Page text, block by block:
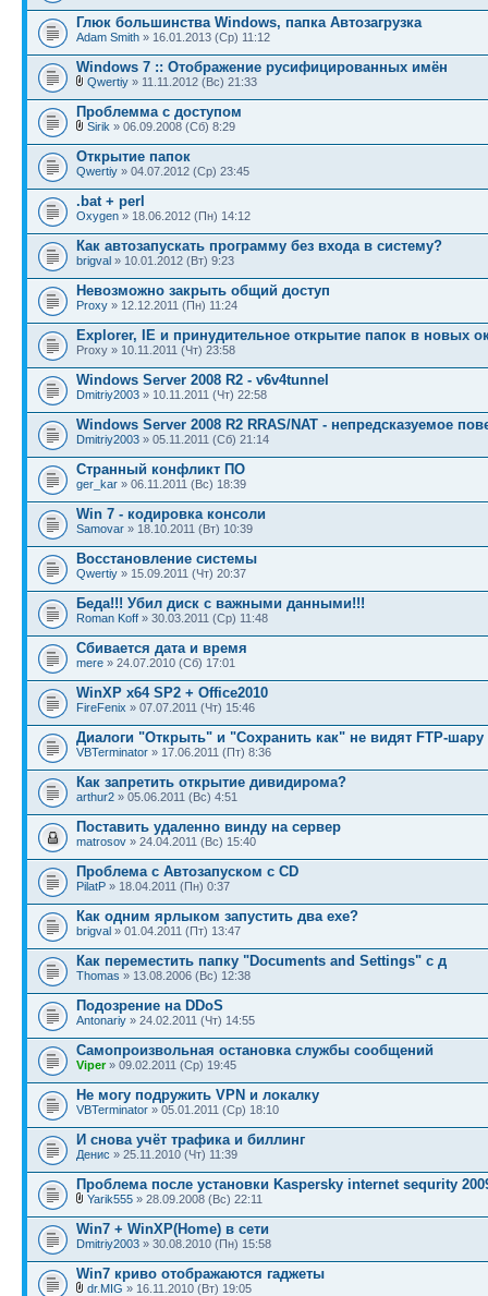
Глюк большинства Windows, папка Автозагрузка
Adam Smith » 16.01.2013 (Ср) 11:12
Windows 7 :: Отображение русифицированных имён
Qwertiy » 11.11.2012 (Вс) 21:33
Проблемма с доступом
Sirik » 06.09.2008 (Сб) 8:29
Открытие папок
Qwertiy » 04.07.2012 (Ср) 23:45
.bat + perl
Oxygen » 18.06.2012 (Пн) 14:12
Как автозапускать программу без входа в систему?
brigval » 10.01.2012 (Вт) 9:23
Невозможно закрыть общий доступ
Proxy » 12.12.2011 (Пн) 11:24
Explorer, IE и принудительное открытие папок в новых
Proxy » 10.11.2011 (Чт) 23:58
Windows Server 2008 R2 - v6v4tunnel
Dmitriy2003 » 10.11.2011 (Чт) 22:58
Windows Server 2008 R2 RRAS/NAT - непредсказуемое
Dmitriy2003 » 05.11.2011 (Сб) 21:14
Странный конфликт ПО
ger_kar » 06.11.2011 (Вс) 18:39
Win 7 - кодировка консоли
Samovar » 18.10.2011 (Вт) 10:39
Восстановление системы
Qwertiy » 15.09.2011 (Чт) 20:37
Беда!!! Убил диск с важными данными!!!
Roman Koff » 30.03.2011 (Ср) 11:48
Сбивается дата и время
mere » 24.07.2010 (Сб) 17:01
WinXP x64 SP2 + Office2010
FireFenix » 07.07.2011 (Чт) 15:46
Диалоги "Открыть" и "Сохранить как" не видят FTP-шару
VBTerminator » 17.06.2011 (Пт) 8:36
Как запретить открытие дивидирома?
arthur2 » 05.06.2011 (Вс) 4:51
Поставить удаленно винду на сервер
matrosov » 24.04.2011 (Вс) 15:40
Проблема с Автозапуском с CD
PilatP » 18.04.2011 (Пн) 0:37
Как одним ярлыком запустить два exe?
brigval » 01.04.2011 (Пт) 13:47
Как переместить папку "Documents and Settings" с д
Thomas » 13.08.2006 (Вс) 12:38
Подозрение на DDoS
Antonariy » 24.02.2011 (Чт) 14:55
Самопроизвольная остановка службы сообщений
Viper» 09.02.2011 (Ср) 19:45
Не могу подружить VPN и локалку
VBTerminator » 05.01.2011 (Ср) 18:10
И снова учёт трафика и биллинг
Денис » 25.11.2010 (Чт) 11:39
Проблема после установки Kaspersky internet sequrity
Yarik555 » 28.09.2008 (Вс) 22:11
Win7 + WinXP(Home) в сети
Dmitriy2003 » 30.08.2010 (Пн) 15:58
Win7 криво отображаются гаджеты
dr.MIG » 16.11.2010 (Вт) 19:05